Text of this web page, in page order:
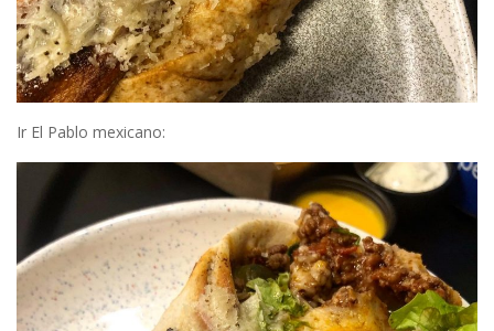
Ir El Pablo mexicano: